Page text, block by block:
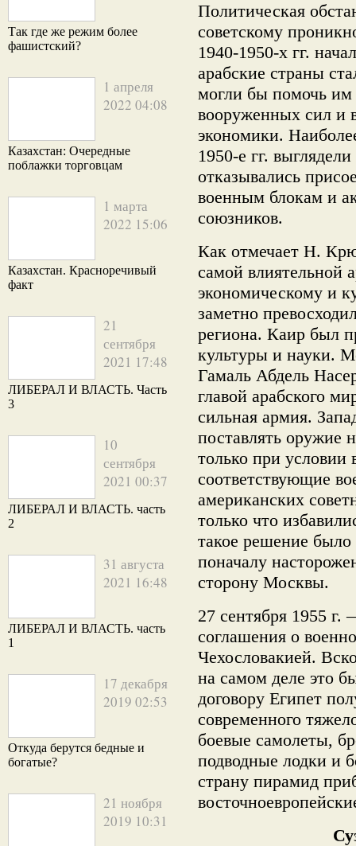
Так где же режим более
фашистский?
1 апреля
2022 04:08
Казахстан: Очередные
поблажки торговцам
1 марта
2022 15:06
Казахстан. Красноречивый
факт
21
сентября
2021 17:48
ЛИБЕРАЛ И ВЛАСТЬ. Часть
3
10
сентября
2021 00:37
ЛИБЕРАЛ И ВЛАСТЬ. часть
2
31 августа
2021 16:48
ЛИБЕРАЛ И ВЛАСТЬ. часть
1
17 декабря
2019 02:53
Откуда берутся бедные и
богатые?
21 ноября
2019 10:31
Политическая
советскому
1940-1950-х гг.
арабские страны
могли бы помочь им
вооруженных сил и
экономики.
1950-е гг.
отказывались
военным блокам и
союзников.
Как отмечает Н.
самой влиятельной
экономическому и
заметно
региона. Каир был
культуры и науки.
Гамаль Абдель
главой арабского
сильная армия.
поставлять оружие
только при условии
соответствующие
американских
только что
такое решение
поначалу
сторону Москвы.
27 сентября 1955
соглашения о
Чехословакией.
на самом деле это
договору Египет
современного
боевые самолеты,
подводные лодки и
страну пирамид